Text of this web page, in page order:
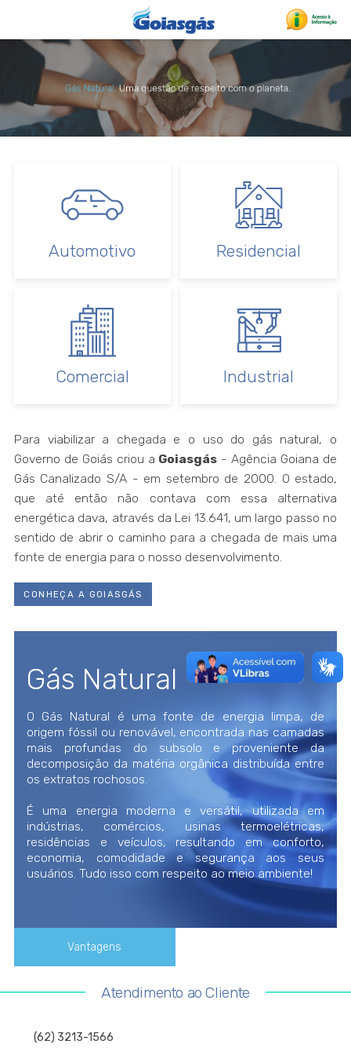
Automotivo Residencial
Comercial Industrial
Para viabilizar a chegada e o uso do gás natural, o
Governo de Goiás criou a Goiasgás - Agência Goiana de
Gás Canalizado S/A - em setembro de 2000. O estado,
que até então não contava com essa alternativa
energética dava, através da Lei 13.641, um largo passo no
sentido de abrir o caminho para a chegada de mais uma
fonte de energia para o nosso desenvolvimento.
CONHEÇA A GOIASGÁS
Gás Natural
O Gás Natural é uma fonte de energia limpa, de
origem fóssil ou renovável, encontrada nas camadas
mais profundas do subsolo e proveniente da
decomposição da matéria orgânica distribuída entre
os extratos rochosos.
É uma energia moderna e versátil, utilizada em
indústrias, comércios, usinas termoelétricas,
residências e veículos, resultando em conforto,
economia, comodidade e segurança aos seus
usuários. Tudo isso com respeito ao meio ambiente!
Vantagens
Atendimento ao Cliente
(62) 3213-1566